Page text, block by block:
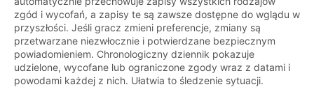
zgód i wycofań, a zapisy te są zawsze dostępne do wglądu w
przyszłości. Jeśli gracz zmieni preferencje, zmiany są
przetwarzane niezwłocznie i potwierdzane bezpiecznym
powiadomieniem. Chronologiczny dziennik pokazuje
udzielone, wycofane lub ograniczone zgody wraz z datami i
powodami każdej z nich. Ułatwia to śledzenie sytuacji.